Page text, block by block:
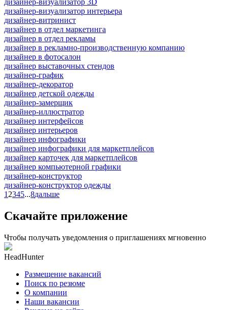
дизайнер-визуализатор интерьера
дизайнер-витринист
дизайнер в отдел маркетинга
дизайнер в отдел рекламы
дизайнер в рекламно-производственную компанию
дизайнер в фотосалон
дизайнер выставочных стендов
дизайнер-график
дизайнер-декоратор
дизайнер детской одежды
дизайнер-замерщик
дизайнер-иллюстратор
дизайнер интерфейсов
дизайнер интерьеров
дизайнер инфографики
дизайнер инфографики для маркетплейсов
дизайнер карточек для маркетплейсов
дизайнер компьютерной графики
дизайнер-конструктор
дизайнер-конструктор одежды
1 2345...8дальше
Скачайте приложение
Чтобы получать уведомления о приглашениях мгновенно
HeadHunter
Размещение вакансий
Поиск по резюме
О компании
Наши вакансии